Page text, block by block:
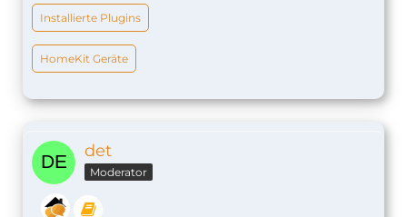
Installierte Plugins
HomeKit Geräte
det
Moderator